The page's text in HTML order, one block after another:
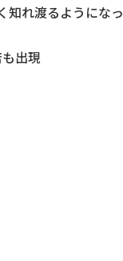
れ渡るようにな
出現